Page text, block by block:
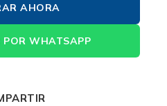
AHORA
POR WHATSAPP